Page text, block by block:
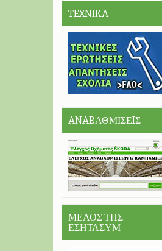
TEXNIKA
ANABΑΘΜΙΣΕIΣ
ΜΕΛΟΣ ΤΗΣ
ΕΣΗΤΛΣΥΜ